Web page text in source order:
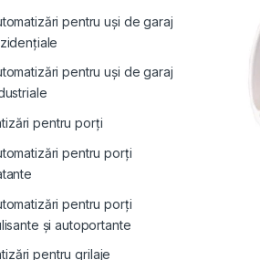
pentru uși de garaj
pentru uși de garaj
pentru porți
pentru porți
pentru porți
și autoportante
pentru grilaje